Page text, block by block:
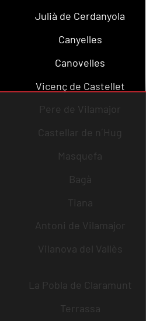
Julià de Cerdanyola
Canyelles
Canovelles
Vicenç de Castellet
Pere de Vilamajor
Castellar de n´Hug
Masquefa
Bagà
Tiana
Antoni de Vilamajor
Vilanova del Vallès
La Pobla de Claramunt
Terrassa